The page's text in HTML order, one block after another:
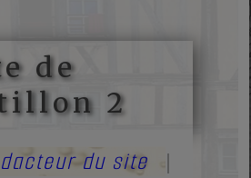
de
2
du site